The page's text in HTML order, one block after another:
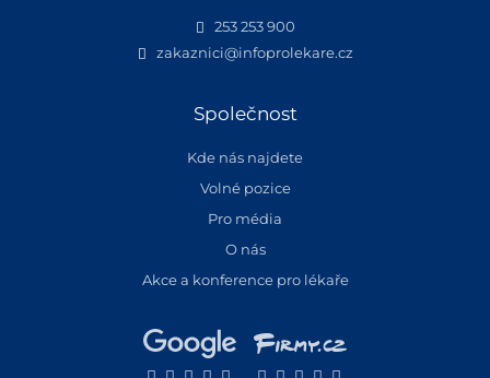
253 253 900
zakaznici@infoprolekare.cz
Společnost
Kde nás najdete
Volné pozice
Pro média
O nás
Akce a konference pro lékaře